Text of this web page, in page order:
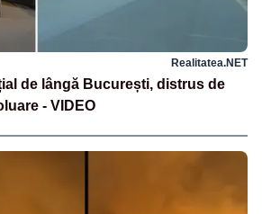
Realitatea.NET
de lângă București, distrus de
- VIDEO